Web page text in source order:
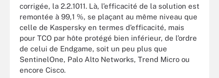
corrigée, la 2.2.1011. Là, l’efficacité de la solution est
remontée à 99,1 %, se plaçant au même niveau que
celle de Kaspersky en termes d’efficacité, mais
pour TCO par hôte protégé bien inférieur, de l’ordre
de celui de Endgame, soit un peu plus que
SentinelOne, Palo Alto Networks, Trend Micro ou
encore Cisco.